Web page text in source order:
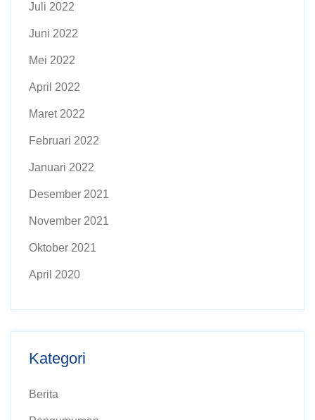
Juli 2022
Juni 2022
Mei 2022
April 2022
Maret 2022
Februari 2022
Januari 2022
Desember 2021
November 2021
Oktober 2021
April 2020
Kategori
Berita